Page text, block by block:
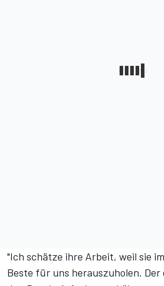
"Ich schätze ihre Arbeit, weil sie
Beste für uns herauszuholen. Der